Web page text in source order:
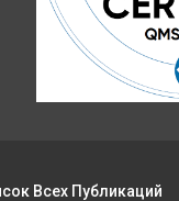
Всех Публикаций